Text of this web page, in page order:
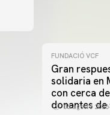
FUNDACIÓ VCF
Gran
solidaria en
con cerca
donantes de
06 agosto 2026